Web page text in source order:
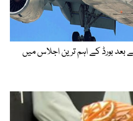
بورڈ کے اہم ترین اجلاس میں